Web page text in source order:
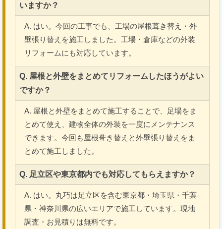
いますか？
A. はい。今回の工事でも、工場の屋根葺き替え・外
壁張り替えを施工しました。工場・倉庫などの外装
リフォームにも対応しています。
Q. 屋根と外壁をまとめてリフォームしたほうがよい
ですか？
A. 屋根と外壁をまとめて施工することで、足場をま
とめて使え、建物全体の外装を一度にメンテナンス
できます。今回も屋根葺き替えと外壁張り替えをま
とめて施工しました。
Q. 足立区や東京都内でも対応してもらえますか？
A. はい。丸巧は足立区を含む東京都・埼玉県・千葉
県・神奈川県の広いエリアで施工しています。現地
調査・お見積りは無料です。